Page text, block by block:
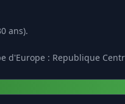
ans).
d'Europe : Republique